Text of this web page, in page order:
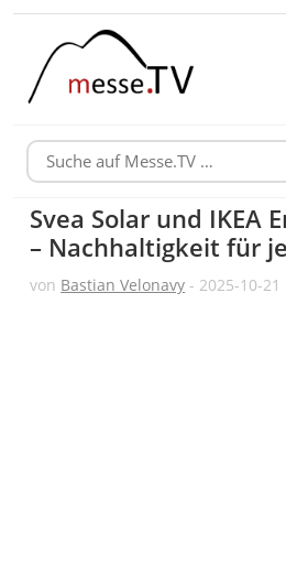
Svea Solar und IKEA
– Nachhaltigkeit für
von Bastian Velonavy - 2025-10-21